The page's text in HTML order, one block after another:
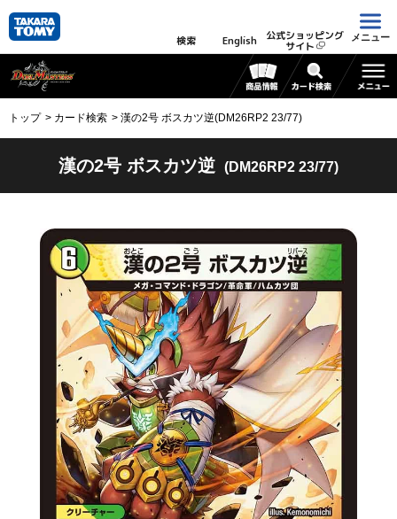
検索 English 公式ショッピング
サイト
メニュー
トップ カード検索 漢の2号 ボスカツ逆(DM26RP2 23/77)
漢の2号 ボスカツ逆 (DM26RP2 23/77)